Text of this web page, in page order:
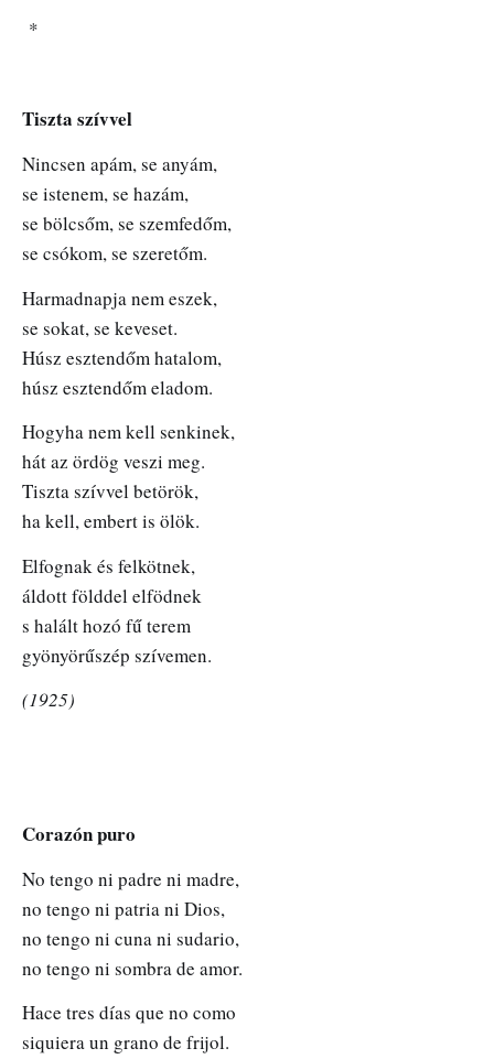
*
Tiszta szívvel
Nincsen apám, se anyám,
se istenem, se hazám,
se bölcsőm, se szemfedőm,
se csókom, se szeretőm.
Harmadnapja nem eszek,
se sokat, se keveset.
Húsz esztendőm hatalom,
húsz esztendőm eladom.
Hogyha nem kell senkinek,
hát az ördög veszi meg.
Tiszta szívvel betörök,
ha kell, embert is ölök.
Elfognak és felkötnek,
áldott földdel elfödnek
s halált hozó fű terem
gyönyörűszép szívemen.
(1925)
Corazón puro
No tengo ni padre ni madre,
no tengo ni patria ni Dios,
no tengo ni cuna ni sudario,
no tengo ni sombra de amor.
Hace tres días que no como
siquiera un grano de frijol.